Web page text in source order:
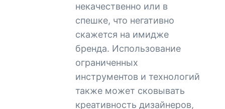
некачественно или в
спешке, что негативно
скажется на имидже
бренда. Использование
ограниченных
инструментов и технологий
также может сковывать
креативность дизайнеров,